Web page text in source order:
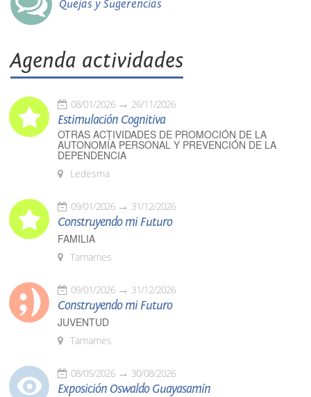
Quejas y Sugerencias
Agenda actividades
08/01/2026 26/11/2026
Estimulación Cognitiva
OTRAS ACTIVIDADES DE PROMOCIÓN DE LA
AUTONOMÍA PERSONAL Y PREVENCIÓN DE LA
DEPENDENCIA
Ledesma
09/01/2026 31/12/2026
Construyendo mi Futuro
FAMILIA
Tamames
09/01/2026 31/12/2026
Construyendo mi Futuro
JUVENTUD
Tamames
08/05/2026 30/08/2026
Exposición Oswaldo Guayasamín